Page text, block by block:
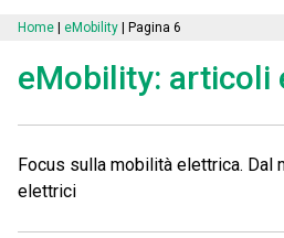
Home eMobility Pagina 6
eMobility: articoli
Focus sulla mobilità elettrica. Dal
elettrici